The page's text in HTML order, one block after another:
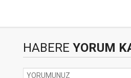
HABERE YORUM